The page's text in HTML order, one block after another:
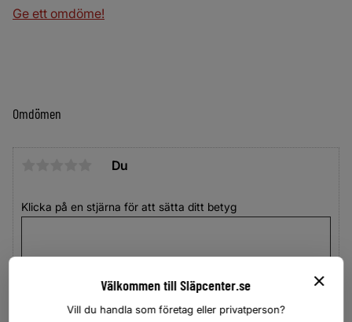
Ge ett omdöme!
Omdömen
Du
Klicka på en stjärna för att sätta ditt betyg
Välkommen till Släpcenter.se
Vill du handla som företag eller privatperson?